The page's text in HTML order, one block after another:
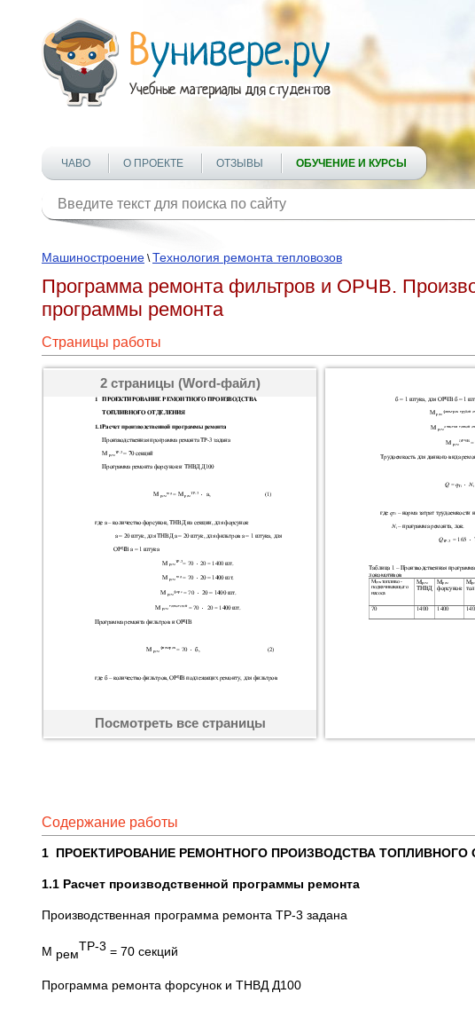
ЧАВО О ПРОЕКТЕ ОТЗЫВЫ ОБУЧЕНИЕ И КУРСЫ
Машиностроение \Технология ремонта тепловозов
Программа ремонта фильтров и ОРЧВ.
программы ремонта
Страницы работы
2 страницы (Word-файл)
Посмотреть все страницы
Содержание работы
1 ПРОЕКТИРОВАНИЕ РЕМОНТНОГО ПРОИЗВОДСТВА ТОПЛИВНОГО
1.1 Расчет производственной программы ремонта
Производственная программа ремонта ТР-3 задана
М рем
ТР-3 = 70 секций
Программа ремонта форсунок и ТНВД Д100